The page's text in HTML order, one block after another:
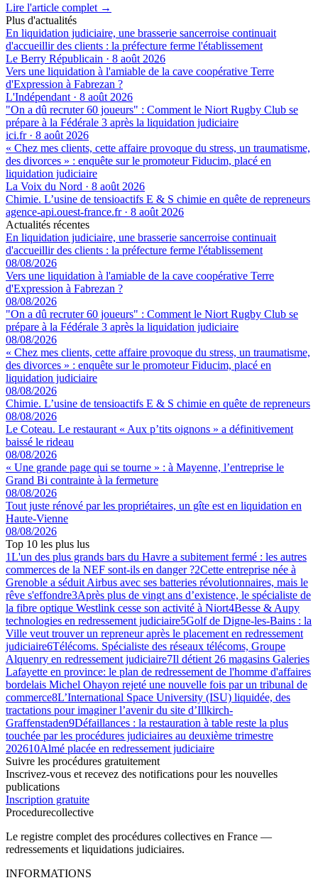
Lire l'article complet →
Plus d'actualités
En liquidation judiciaire, une brasserie sancerroise continuait
d'accueillir des clients : la préfecture ferme l'établissement
Le Berry Républicain · 8 août 2026
Vers une liquidation à l'amiable de la cave coopérative Terre
d'Expression à Fabrezan ?
L'Indépendant · 8 août 2026
"On a dû recruter 60 joueurs" : Comment le Niort Rugby Club se
prépare à la Fédérale 3 après la liquidation judiciaire
ici.fr· 8 août 2026
« Chez mes clients, cette affaire provoque du stress, un traumatisme,
des divorces » : enquête sur le promoteur Fiducim, placé en
liquidation judiciaire
La Voix du Nord · 8 août 2026
Chimie. L’usine de tensioactifs E & S chimie en quête de repreneurs
agence-api.ouest-france.fr· 8 août 2026
Actualités récentes
En liquidation judiciaire, une brasserie sancerroise continuait
d'accueillir des clients : la préfecture ferme l'établissement
08/08/2026
Vers une liquidation à l'amiable de la cave coopérative Terre
d'Expression à Fabrezan ?
08/08/2026
"On a dû recruter 60 joueurs" : Comment le Niort Rugby Club se
prépare à la Fédérale 3 après la liquidation judiciaire
08/08/2026
« Chez mes clients, cette affaire provoque du stress, un traumatisme,
des divorces » : enquête sur le promoteur Fiducim, placé en
liquidation judiciaire
08/08/2026
Chimie. L’usine de tensioactifs E & S chimie en quête de repreneurs
08/08/2026
Le Coteau. Le restaurant « Aux p’tits oignons » a définitivement
baissé le rideau
08/08/2026
« Une grande page qui se tourne » : à Mayenne, l’entreprise le
Grand Bi contrainte à la fermeture
08/08/2026
Tout juste rénové par les propriétaires, un gîte est en liquidation en
Haute-Vienne
08/08/2026
Top 10 les plus lus
1L'un des plus grands bars du Havre a subitement fermé : les autres
commerces de la NEF sont-ils en danger ?2Cette entreprise née à
Grenoble a séduit Airbus avec ses batteries révolutionnaires, mais le
rêve s'effondre3Après plus de vingt ans d’existence, le spécialiste de
la fibre optique Westlink cesse son activité à Niort4Besse & Aupy
technologies en redressement judiciaire5Golf de Digne-les-Bains : la
Ville veut trouver un repreneur après le placement en redressement
judiciaire6Télécoms. Spécialiste des réseaux télécoms, Groupe
Alquenry en redressement judiciaire7Il détient 26 magasins Galeries
Lafayette en province: le plan de redressement de l'homme d'affaires
bordelais Michel Ohayon rejeté une nouvelle fois par un tribunal de
commerce8L’International Space University (ISU) liquidée, des
tractations pour imaginer l’avenir du site d’Illkirch-
Graffenstaden9Défaillances : la restauration à table reste la plus
touchée par les procédures judiciaires au deuxième trimestre
202610Almé placée en redressement judiciaire
Suivre les procédures gratuitement
Inscrivez-vous et recevez des notifications pour les nouvelles
publications
Inscription gratuite
Procedurecollective
Le registre complet des procédures collectives en France —
redressements et liquidations judiciaires.
INFORMATIONS